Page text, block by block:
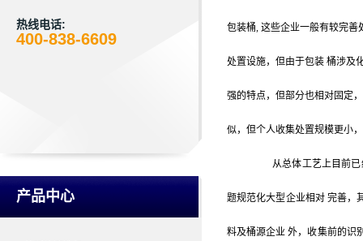
热线电话:
400-838-6609
产品中心
包装桶, 这些企业一般有较完
处置设施，但由于包装 桶涉及
强的特点，但部分也相对固定
似，但个人收集处置规模更小
从总体工艺上目前
题规范化大型企业相对 完善，
料及桶源企业 外，收集前的识